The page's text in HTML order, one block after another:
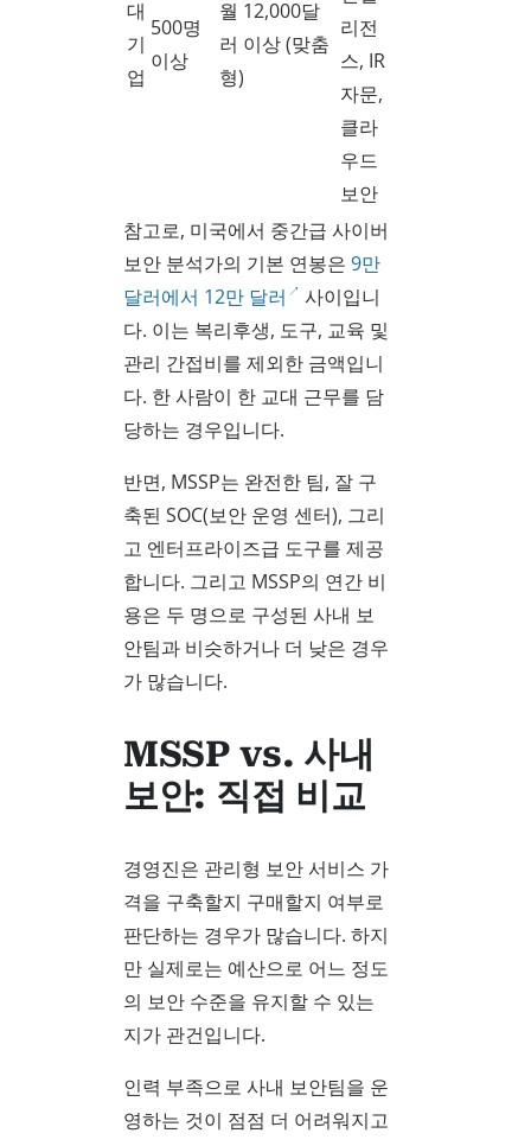
대
기
업
500명
이상
월 12,000달
러 이상 (맞춤
형)
리전
스, IR
자문,
클라
우드
보안
참고로, 미국에서 중간급 사이버
보안 분석가의 기본 연봉은 9만
달러에서 12만 달러
사이입니
다. 이는 복리후생, 도구, 교육 및
관리 간접비를 제외한 금액입니
다. 한 사람이 한 교대 근무를 담
당하는 경우입니다.
반면, MSSP는 완전한 팀, 잘 구
축된 SOC(보안 운영 센터), 그리
고 엔터프라이즈급 도구를 제공
합니다. 그리고 MSSP의 연간 비
용은 두 명으로 구성된 사내 보
안팀과 비슷하거나 더 낮은 경우
가 많습니다.
MSSP vs. 사내
보안: 직접 비교
경영진은 관리형 보안 서비스 가
격을 구축할지 구매할지 여부로
판단하는 경우가 많습니다. 하지
만 실제로는 예산으로 어느 정도
의 보안 수준을 유지할 수 있는
지가 관건입니다.
인력 부족으로 사내 보안팀을 운
영하는 것이 점점 더 어려워지고